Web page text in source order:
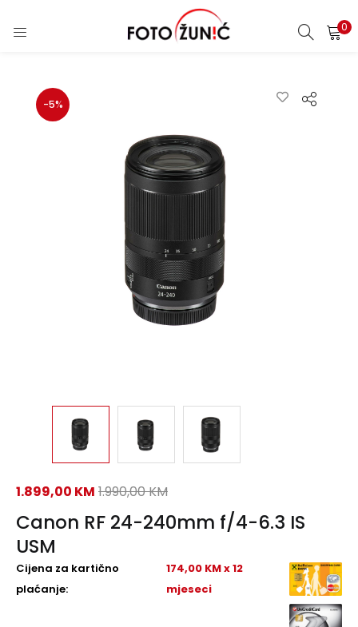
0
-5%
Canon RF 24-240mm f/4-6.3 IS
USM
1.899,00 KM 1.990,00KM
Cijena za kartično
plaćanje:
174,00 KM x 12
mjeseci